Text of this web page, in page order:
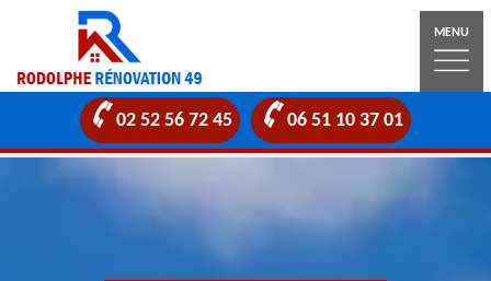
MENU
02 52 56 72 45 06 51 10 37 01